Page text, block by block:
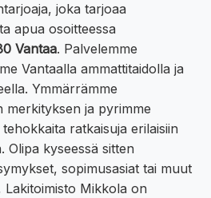
joka tarjoaa
apua osoitteessa
Vantaa. Palvelemme
Vantaalla ammattitaidolla ja
Ymmärrämme
merkityksen ja pyrimme
ratkaisuja erilaisiin
Olipa kyseessä sitten
sopimusasiat tai muut
Lakitoimisto Mikkola on